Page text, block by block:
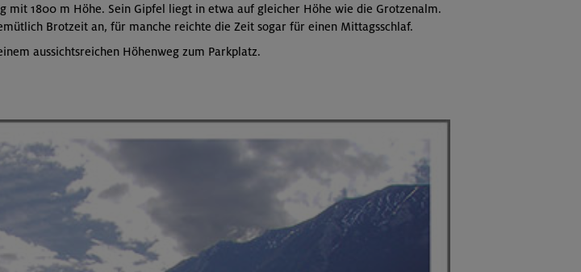
mit 1800 m Höhe. Sein Gipfel liegt in etwa auf gleicher Höhe wie die Grotzenalm.
Brotzeit an, für manche reichte die Zeit sogar für einen Mittagsschlaf.
aussichtsreichen Höhenweg zum Parkplatz.